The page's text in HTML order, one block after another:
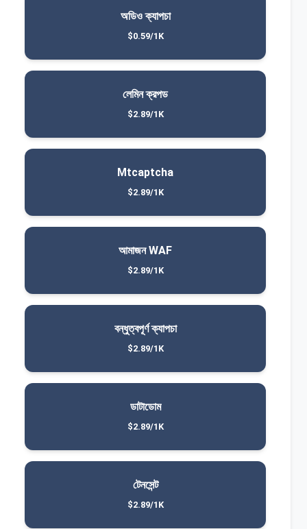
অডিও ক্যাপচা
$0.59/1K
লেমিন ক্রপড
$2.89/1K
Mtcaptcha
$2.89/1K
আমাজন WAF
$2.89/1K
বন্ধুত্বপূর্ণ ক্যাপচা
$2.89/1K
ডাটাডোম
$2.89/1K
টেনসেন্ট
$2.89/1K